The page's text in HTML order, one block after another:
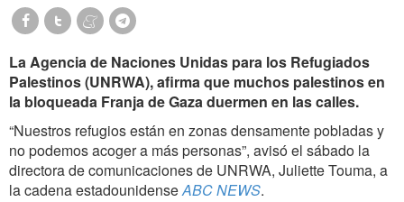
La Agencia de Naciones Unidas para los Refugiados
Palestinos (UNRWA), afirma que muchos palestinos en
la bloqueada Franja de Gaza duermen en las calles.
“Nuestros refugios están en zonas densamente pobladas y
no podemos acoger a más personas”, avisó el sábado la
directora de comunicaciones de UNRWA, Juliette Touma, a
la cadena estadounidenseABC NEWS.